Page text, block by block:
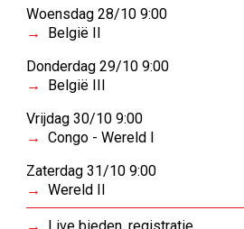
Woensdag 28/10 9:00
België II
Donderdag 29/10 9:00
België III
Vrijdag 30/10 9:00
Congo - Wereld I
Zaterdag 31/10 9:00
Wereld II